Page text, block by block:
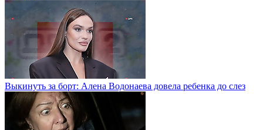
Выкинуть за борт: Алена Водонаева довела ребенка до слез